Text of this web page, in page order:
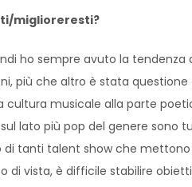
miglioreresti?
ho sempre avuto la tendenza
più che altro è stata
musicale alla parte
lato più pop del genere
tanti talent show che
vista, è difficile stabilire